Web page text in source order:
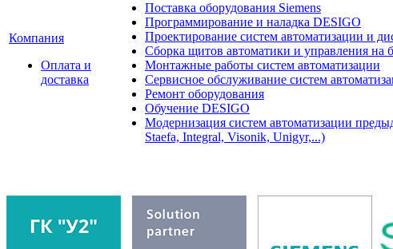
Компания
Оплата и
доставка
Поставка оборудования Siemens
Программирование и наладка DESIGO
Проектирование систем автоматизации и
Сборка щитов автоматики и управления на
Монтажные работы систем автоматизации
Сервисное обслуживание систем
Ремонт оборудования
Обучение DESIGO
Модернизация систем автоматизации
Staefa, Integral, Visonik, Unigyr,...)